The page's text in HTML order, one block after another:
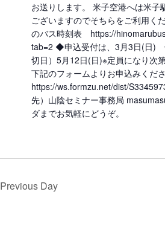
お送りします。 米子空港へは米子
ございますのでそちらをご利用く
のバス時刻表 https://
tab=2 ◆申込受付は、3月3日(日)
切日）5月12日(日)※定員になり次
下記のフォームよりお申込みくださ
https://ws.formzu.net/dist/
先）山陰セミナー事務局
ダまでお気軽にどうぞ。
Previous Day